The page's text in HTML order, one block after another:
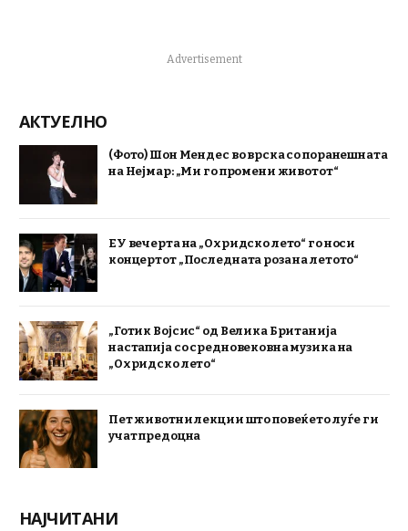
Advertisement
АКТУЕЛНО
(Фото) Шон Мендес во врска со поранешната
на Нејмар: „Ми го промени животот“
ЕУ вечерта на „Охридско лето“ го носи
концертот „Последната роза на летото“
„Готик Војсис“ од Велика Британија
настапија со средновековна музика на
„Охридско лето“
Пет животни лекции што повеќето луѓе ги
учат предоцна
НАЈЧИТАНИ